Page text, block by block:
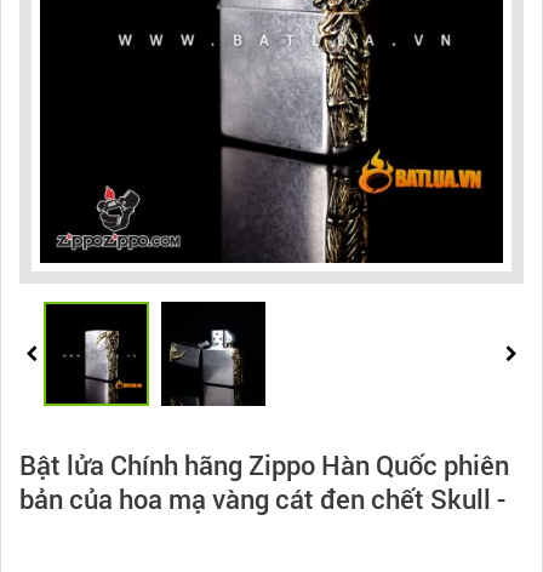
Bật lửa Chính hãng Zippo Hàn Quốc phiên
bản của hoa mạ vàng cát đen chết Skull -